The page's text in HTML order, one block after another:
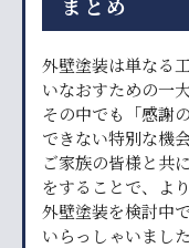
外壁塗装は単なる
いなおすための一
その中でも「感謝
できない特別な機会
ご家族の皆様と共
をすることで、よ
外壁塗装を検討中
いらっしゃいまし